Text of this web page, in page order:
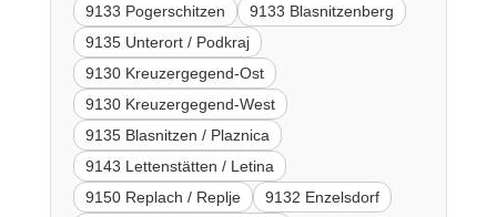
9133 Pogerschitzen
9133 Blasnitzenberg
9135 Unterort / Podkraj
9130 Kreuzergegend-Ost
9130 Kreuzergegend-West
9135 Blasnitzen / Plaznica
9143 Lettenstätten / Letina
9150 Replach / Replje
9132 Enzelsdorf